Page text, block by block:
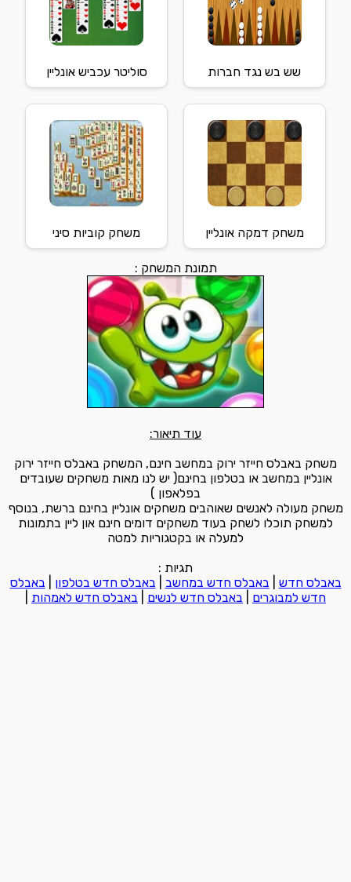
שש בש נגד חברות סוליטר עכביש אונליין
משחק דמקה אונליין משחק קוביות סיני
תמונת המשחק :
עוד תיאור:
משחק באבלס חייזר ירוק במחשב חינם, המשחק באבלס חייזר ירוק
אונליין במחשב או בטלפון בחינם( יש לנו מאות משחקים שעובדים
בפלאפון )
משחק מעולה לאנשים שאוהבים משחקים אונליין בחינם ברשת, בנוסף
למשחק תוכלו לשחק בעוד משחקים דומים חינם און ליין בתמונות
למעלה או בקטגוריות למטה
תגיות :
באבלס חדש
באבלס חדש במחשב באבלס חדש בטלפון
באבלס
חדש למבוגרים
באבלס חדש לנשים באבלס חדש לאמהות